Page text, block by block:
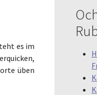
es im
üben